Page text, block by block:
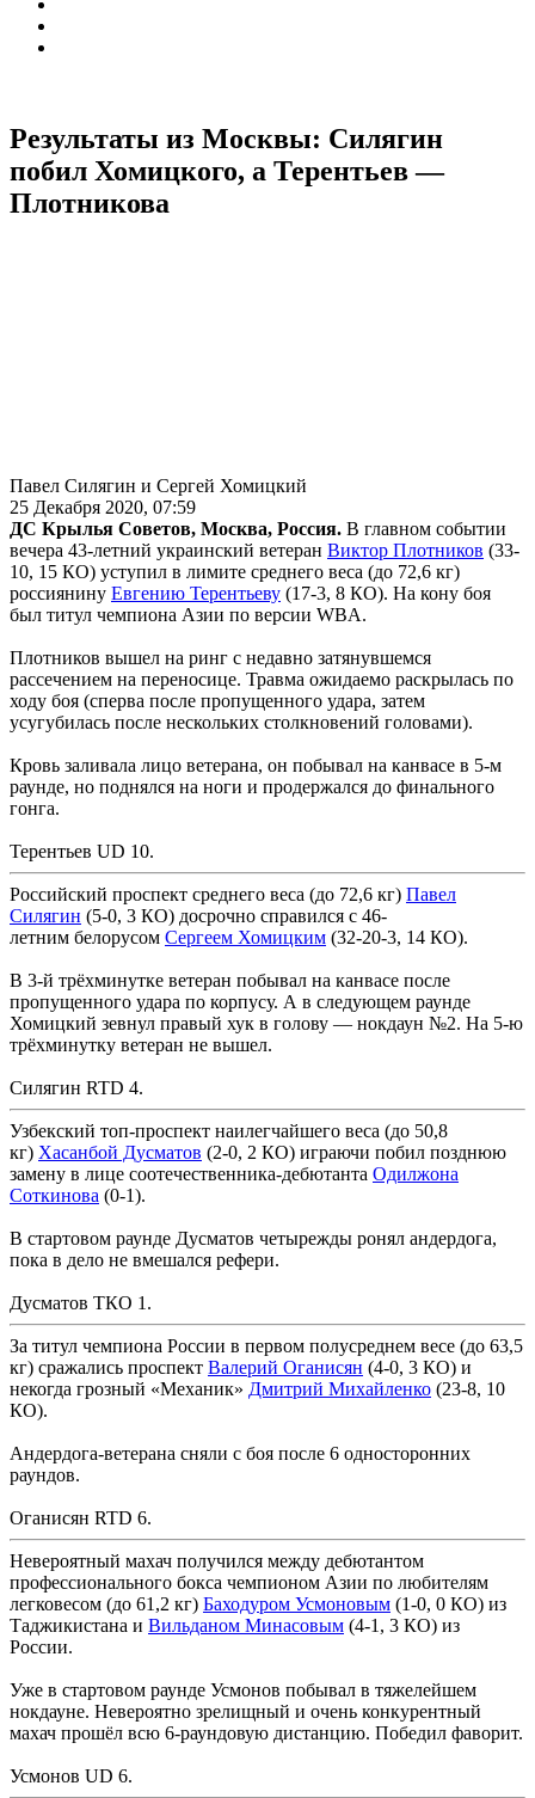
Результаты из Москвы: Силягин
побил Хомицкого, а Терентьев —
Плотникова
Павел Силягин и Сергей Хомицкий
25 Декабря 2020, 07:59
ДС Крылья Советов, Москва, Россия. В главном событии
вечера 43-летний украинский ветеран Виктор Плотников (33-
10, 15 КО) уступил в лимите среднего веса (до 72,6 кг)
россиянину Евгению Терентьеву (17-3, 8 КО). На кону боя
был титул чемпиона Азии по версии WBA.
Плотников вышел на ринг с недавно затянувшемся
рассечением на переносице. Травма ожидаемо раскрылась по
ходу боя (сперва после пропущенного удара, затем
усугубилась после нескольких столкновений головами).
Кровь заливала лицо ветерана, он побывал на канвасе в 5-м
раунде, но поднялся на ноги и продержался до финального
гонга.
Терентьев UD 10.
Российский проспект среднего веса (до 72,6 кг) Павел
Силягин (5-0, 3 КО) досрочно справился с 46-
летним белорусом Сергеем Хомицким (32-20-3, 14 КО).
В 3-й трёхминутке ветеран побывал на канвасе после
пропущенного удара по корпусу. А в следующем раунде
Хомицкий зевнул правый хук в голову — нокдаун №2. На 5-ю
трёхминутку ветеран не вышел.
Силягин RTD 4.
Узбекский топ-проспект наилегчайшего веса (до 50,8
кг) Хасанбой Дусматов (2-0, 2 КО) играючи побил позднюю
замену в лице соотечественника-дебютанта Одилжона
Соткинова (0-1).
В стартовом раунде Дусматов четырежды ронял андердога,
пока в дело не вмешался рефери.
Дусматов ТКО 1.
За титул чемпиона России в первом полусреднем весе (до 63,5
кг) сражались проспект Валерий Оганисян (4-0, 3 КО) и
некогда грозный «Механик» Дмитрий Михайленко (23-8, 10
КО).
Андердога-ветерана сняли с боя после 6 односторонних
раундов.
Оганисян RTD 6.
Невероятный махач получился между дебютантом
профессионального бокса чемпионом Азии по любителям
легковесом (до 61,2 кг) Баходуром Усмоновым (1-0, 0 КО) из
Таджикистана и Вильданом Минасовым (4-1, 3 КО) из
России.
Уже в стартовом раунде Усмонов побывал в тяжелейшем
нокдауне. Невероятно зрелищный и очень конкурентный
махач прошёл всю 6-раундовую дистанцию. Победил фаворит.
Усмонов UD 6.